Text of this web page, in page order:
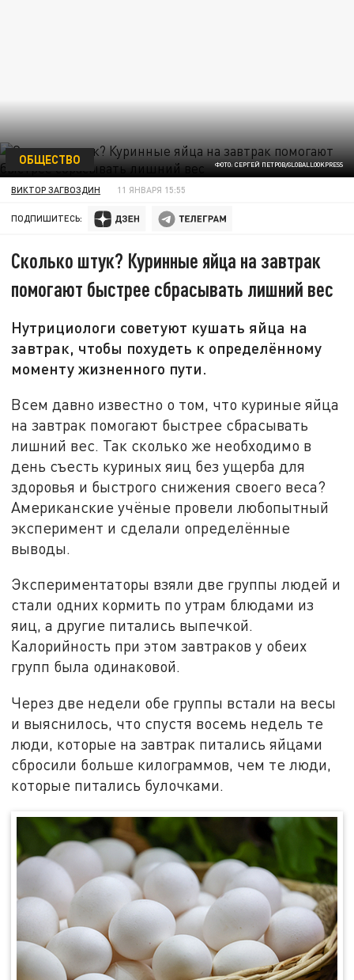
ФОТО: СЕРГЕЙ ПЕТРОВ/GLOBALLOOKPRESS
ОБЩЕСТВО
ВИКТОР ЗАГВОЗДИН 11 ЯНВАРЯ 15:55
ПОДПИШИТЕСЬ:
Сколько штук? Куринные яйца на завтрак
помогают быстрее сбрасывать лишний вес
Нутрициологи советуют кушать яйца на
завтрак, чтобы похудеть к определённому
моменту жизненного пути.
Всем давно известно о том, что куриные яйца
на завтрак помогают быстрее сбрасывать
лишний вес. Так сколько же необходимо в
день съесть куриных яиц без ущерба для
здоровья и быстрого снижения своего веса?
Американские учёные провели любопытный
эксперимент и сделали определённые
выводы.
Экспериментаторы взяли две группы людей и
стали одних кормить по утрам блюдами из
яиц, а другие питались выпечкой.
Калорийность при этом завтраков у обеих
групп была одинаковой.
Через две недели обе группы встали на весы
и выяснилось, что спустя восемь недель те
люди, которые на завтрак питались яйцами
сбросили больше килограммов, чем те люди,
которые питались булочками.